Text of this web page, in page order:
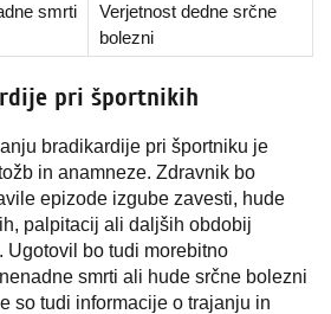
smrti
Verjetnost dedne srčne
bolezni
pri športnikih
bradikardije pri športniku je
in anamneze. Zdravnik bo
epizode izgube zavesti, hude
palpitacij ali daljših obdobij
Ugotovil bo tudi morebitno
smrti ali hude srčne bolezni
so tudi informacije o trajanju in